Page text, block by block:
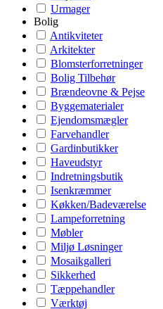
Urmager
Bolig
Antikviteter
Arkitekter
Blomsterforretninger
Bolig Tilbehør
Brændeovne & Pejse
Byggematerialer
Ejendomsmægler
Farvehandler
Gardinbutikker
Haveudstyr
Indretningsbutik
Isenkræmmer
Køkken/Badeværelse
Lampeforretning
Møbler
Miljø Løsninger
Mosaikgalleri
Sikkerhed
Tæppehandler
Værktøj